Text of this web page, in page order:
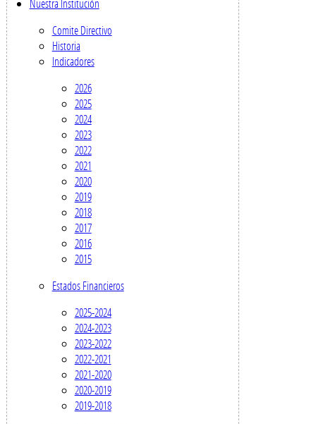
Nuestra Institución
Comite Directivo
Historia
Indicadores
2026
2025
2024
2023
2022
2021
2020
2019
2018
2017
2016
2015
Estados Financieros
2025-2024
2024-2023
2023-2022
2022-2021
2021-2020
2020-2019
2019-2018